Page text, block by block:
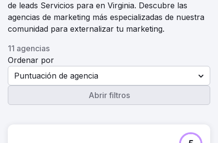
de leads Servicios para en Virginia. Descubre las
agencias de marketing más especializadas de nuestra
comunidad para externalizar tu marketing.
11 agencias
Ordenar por
Puntuación de agencia
Abrir filtros